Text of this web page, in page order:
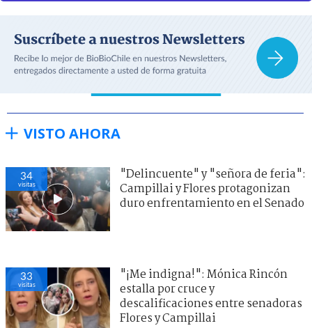
VISTO AHORA
34
visitas
"Delincuente" y "señora de feria":
Campillai y Flores protagonizan
duro enfrentamiento en el Senado
33
visitas
"¡Me indigna!": Mónica Rincón
estalla por cruce y
descalificaciones entre senadoras
Flores y Campillai